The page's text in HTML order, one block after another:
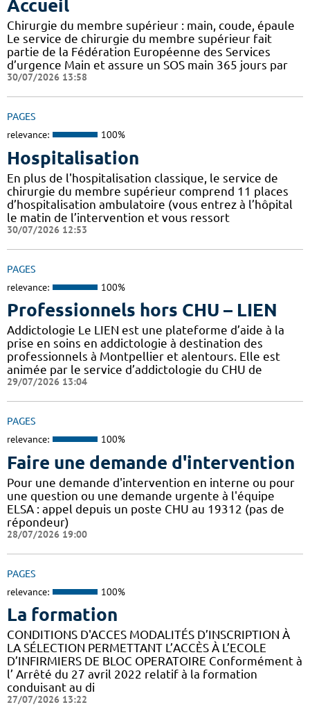
Accueil
Chirurgie du membre supérieur : main, coude, épaule
Le service de chirurgie du membre supérieur fait
partie de la Fédération Européenne des Services
d’urgence Main et assure un SOS main 365 jours par
30/07/2026 13:58
PAGES
relevance: 100%
Hospitalisation
En plus de l'hospitalisation classique, le service de
chirurgie du membre supérieur comprend 11 places
d’hospitalisation ambulatoire (vous entrez à l’hôpital
le matin de l’intervention et vous ressort
30/07/2026 12:53
PAGES
relevance: 100%
Professionnels hors CHU – LIEN
Addictologie Le LIEN est une plateforme d’aide à la
prise en soins en addictologie à destination des
professionnels à Montpellier et alentours. Elle est
animée par le service d’addictologie du CHU de
29/07/2026 13:04
PAGES
relevance: 100%
Faire une demande d'intervention
Pour une demande d'intervention en interne ou pour
une question ou une demande urgente à l'équipe
ELSA : appel depuis un poste CHU au 19312 (pas de
répondeur)
28/07/2026 19:00
PAGES
relevance: 100%
La formation
CONDITIONS D'ACCES MODALITÉS D’INSCRIPTION À
LA SÉLECTION PERMETTANT L’ACCÈS À L’ECOLE
D’INFIRMIERS DE BLOC OPERATOIRE Conformément à
l’ Arrêté du 27 avril 2022 relatif à la formation
conduisant au di
27/07/2026 13:22